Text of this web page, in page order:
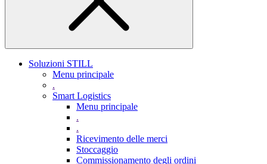
Soluzioni STILL
Menu principale
.
Smart Logistics
Menu principale
.
.
Ricevimento delle merci
Stoccaggio
Commissionamento degli ordini